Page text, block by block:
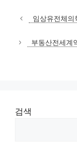
임상유전체
부동산전세계
검색